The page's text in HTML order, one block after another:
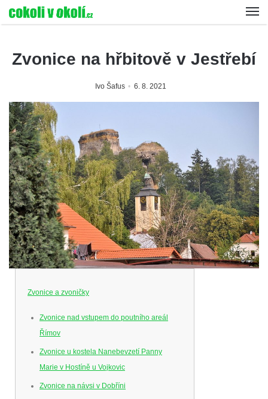
Zvonice na hřbitově v Jestřebí
Ivo Šafus 6. 8. 2021
Zvonice a zvoničky
Zvonice nad vstupem do poutního areál
Římov
Zvonice u kostela Nanebevzetí Panny
Marie v Hostíně u Vojkovic
Zvonice na návsi v Dobříni